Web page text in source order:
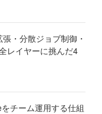
・分散ジョブ制御・
レイヤーに挑んだ4
チーム運用する仕組